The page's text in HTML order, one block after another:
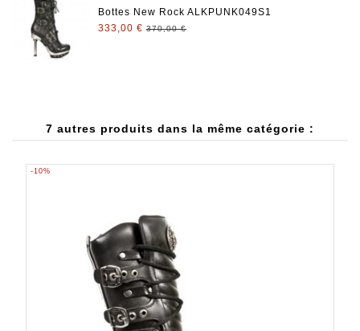
Bottes New Rock ALKPUNK049S1
333,00 € 370,00 €
7 autres produits dans la même catégorie :
-10%